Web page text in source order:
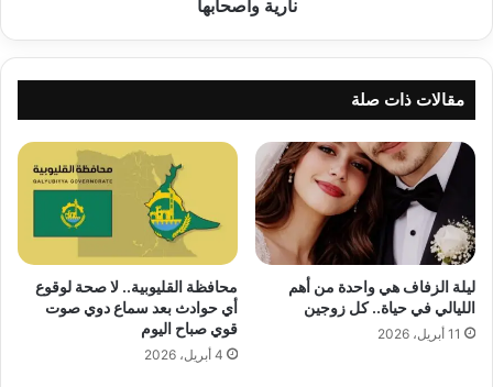
نارية وأصحابها
مقالات ذات صلة
ليلة الزفاف هي واحدة من أهم
الليالي في حياة.. كل زوجين
11 أبريل، 2026
محافظة القليوبية.. لا صحة لوقوع
أي حوادث بعد سماع دوي صوت
قوي صباح اليوم
4 أبريل، 2026